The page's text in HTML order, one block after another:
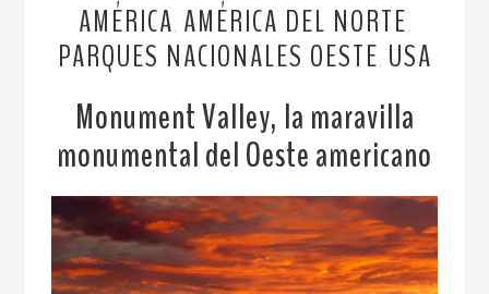
AMÉRICA AMÉRICA DEL NORTE
PARQUES NACIONALES OESTE USA
Monument Valley, la maravilla
monumental del Oeste americano